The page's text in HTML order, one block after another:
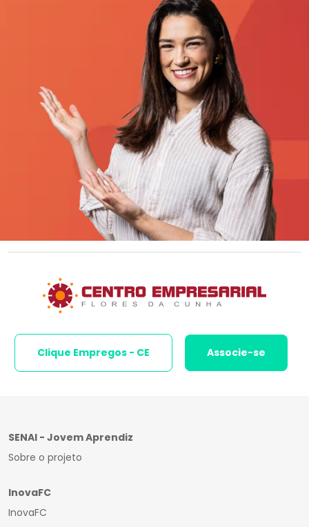
Clique Empregos - CE Associe-se
SENAI - Jovem Aprendiz
Sobre o projeto
InovaFC
InovaFC